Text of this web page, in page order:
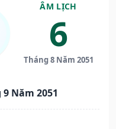
ÂM LỊCH
6
Tháng 8 Năm 2051
Năm 2051